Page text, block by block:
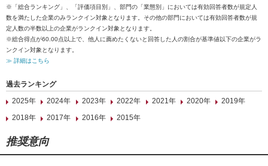
※「総合ランキング」、「評価項目別」、部門の「業態別」においては有効回答者数が規定人
数を満たした企業のみランクイン対象となります。その他の部門においては有効回答者数が規
定人数の半数以上の企業がランクイン対象となります。
※総合得点が60.00点以上で、他人に薦めたくないと回答した人の割合が基準値以下の企業がラ
ンクイン対象となります。
≫ 詳細はこちら
過去ランキング
2025年
2024年 2023年 2022年 2021年 2020年
2019年
2018年
2017年 2016年 2015年
推奨意向